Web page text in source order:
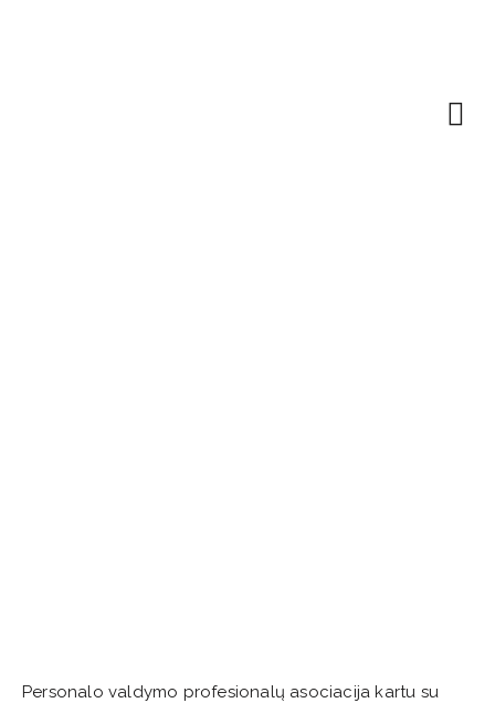
Personalo valdymo profesionalų asociacija kartu su